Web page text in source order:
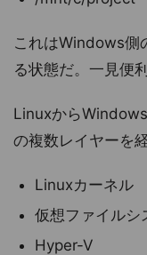
これはWindows側
る状態だ。一見便
Linuxから
の複数レイヤーを
Linuxカーネル
仮想ファイルシ
Hyper-V